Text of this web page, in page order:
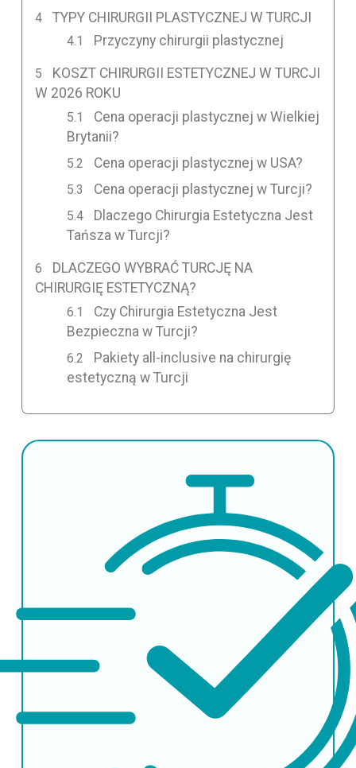
TYPY CHIRURGII PLASTYCZNEJ W TURCJI
Przyczyny chirurgii plastycznej
KOSZT CHIRURGII ESTETYCZNEJ W TURCJI
W 2026 ROKU
Cena operacji plastycznej w Wielkiej
Brytanii?
Cena operacji plastycznej w USA?
Cena operacji plastycznej w Turcji?
Dlaczego Chirurgia Estetyczna Jest
Tańsza w Turcji?
DLACZEGO WYBRAĆ TURCJĘ NA
CHIRURGIĘ ESTETYCZNĄ?
Czy Chirurgia Estetyczna Jest
Bezpieczna w Turcji?
Pakiety all-inclusive na chirurgię
estetyczną w Turcji